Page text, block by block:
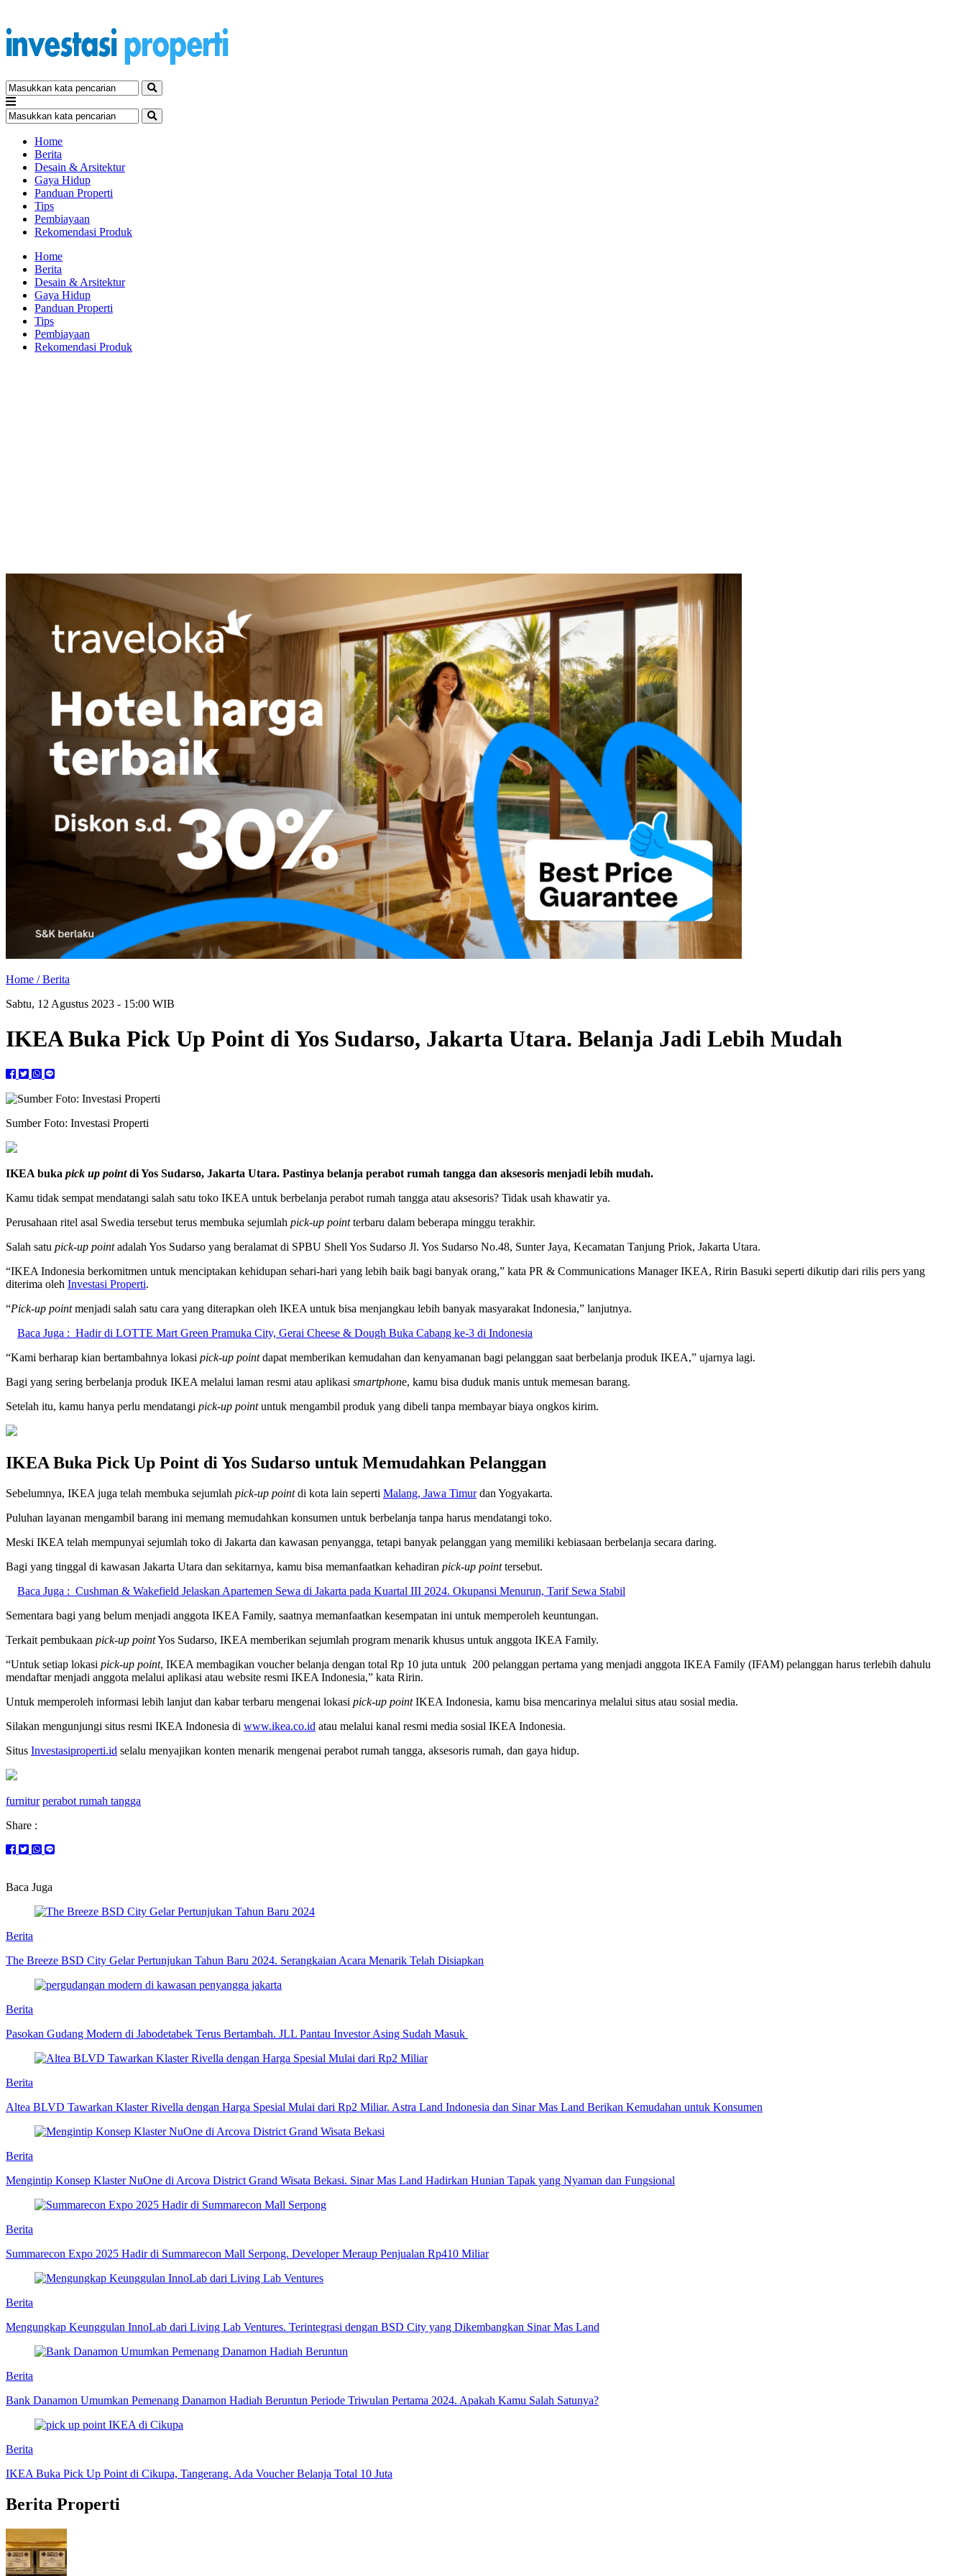
Home
Berita
Desain & Arsitektur
Gaya Hidup
Panduan Properti
Tips
Pembiayaan
Rekomendasi Produk
Home
Berita
Desain & Arsitektur
Gaya Hidup
Panduan Properti
Tips
Pembiayaan
Rekomendasi Produk
Home /Berita
Sabtu, 12 Agustus 2023 - 15:00 WIB
IKEA Buka Pick Up Point di Yos Sudarso, Jakarta Utara. Belanja Jadi Lebih Mudah
Sumber Foto: Investasi Properti
IKEA buka pick up pointdi Yos Sudarso, Jakarta Utara. Pastinya belanja perabot rumah tangga dan aksesoris menjadi lebih mudah.
Kamu tidak sempat mendatangi salah satu toko IKEA untuk berbelanja perabot rumah tangga atau aksesoris? Tidak usah khawatir ya.
Perusahaan ritel asal Swedia tersebut terus membuka sejumlah pick-up pointterbaru dalam beberapa minggu terakhir.
Salah satu pick-up pointadalah Yos Sudarso yang beralamat di SPBU Shell Yos Sudarso Jl. Yos Sudarso No.48, Sunter Jaya, Kecamatan Tanjung Priok, Jakarta Utara.
“IKEA Indonesia berkomitmen untuk menciptakan kehidupan sehari-hari yang lebih baik bagi banyak orang,” kata PR & Communications Manager IKEA, Ririn Basuki seperti dikutip dari rilis pers yang
diterima oleh Investasi Properti.
“Pick-up pointmenjadi salah satu cara yang diterapkan oleh IKEA untuk bisa menjangkau lebih banyak masyarakat Indonesia,” lanjutnya.
Baca Juga : Hadir di LOTTE Mart Green Pramuka City, Gerai Cheese & Dough Buka Cabang ke-3 di Indonesia
“Kami berharap kian bertambahnya lokasi pick-up pointdapat memberikan kemudahan dan kenyamanan bagi pelanggan saat berbelanja produk IKEA,” ujarnya lagi.
Bagi yang sering berbelanja produk IKEA melalui laman resmi atau aplikasi smartphone, kamu bisa duduk manis untuk memesan barang.
Setelah itu, kamu hanya perlu mendatangi pick-up pointuntuk mengambil produk yang dibeli tanpa membayar biaya ongkos kirim.
IKEA Buka Pick Up Point di Yos Sudarso untuk Memudahkan Pelanggan
Sebelumnya, IKEA juga telah membuka sejumlah pick-up pointdi kota lain seperti Malang, Jawa Timurdan Yogyakarta.
Puluhan layanan mengambil barang ini memang memudahkan konsumen untuk berbelanja tanpa harus mendatangi toko.
Meski IKEA telah mempunyai sejumlah toko di Jakarta dan kawasan penyangga, tetapi banyak pelanggan yang memiliki kebiasaan berbelanja secara daring.
Bagi yang tinggal di kawasan Jakarta Utara dan sekitarnya, kamu bisa memanfaatkan kehadiran pick-up pointtersebut.
Baca Juga : Cushman & Wakefield Jelaskan Apartemen Sewa di Jakarta pada Kuartal III 2024. Okupansi Menurun, Tarif Sewa Stabil
Sementara bagi yang belum menjadi anggota IKEA Family, saatnya memanfaatkan kesempatan ini untuk memperoleh keuntungan.
Terkait pembukaan pick-up pointYos Sudarso, IKEA memberikan sejumlah program menarik khusus untuk anggota IKEA Family.
“Untuk setiap lokasi pick-up point, IKEA membagikan voucher belanja dengan total Rp 10 juta untuk 200 pelanggan pertama yang menjadi anggota IKEA Family (IFAM) pelanggan harus terlebih dahulu
mendaftar menjadi anggota melalui aplikasi atau website resmi IKEA Indonesia,” kata Ririn.
Untuk memperoleh informasi lebih lanjut dan kabar terbaru mengenai lokasi pick-up pointIKEA Indonesia, kamu bisa mencarinya melalui situs atau sosial media.
Silakan mengunjungi situs resmi IKEA Indonesia di www.ikea.co.id atau melalui kanal resmi media sosial IKEA Indonesia.
Situs Investasiproperti.id selalu menyajikan konten menarik mengenai perabot rumah tangga, aksesoris rumah, dan gaya hidup.
furnitur perabot rumah tangga
Share :
Baca Juga
Berita
The Breeze BSD City Gelar Pertunjukan Tahun Baru 2024. Serangkaian Acara Menarik Telah Disiapkan
Berita
Pasokan Gudang Modern di Jabodetabek Terus Bertambah. JLL Pantau Investor Asing Sudah Masuk
Berita
Altea BLVD Tawarkan Klaster Rivella dengan Harga Spesial Mulai dari Rp2 Miliar. Astra Land Indonesia dan Sinar Mas Land Berikan Kemudahan untuk Konsumen
Berita
Mengintip Konsep Klaster NuOne di Arcova District Grand Wisata Bekasi. Sinar Mas Land Hadirkan Hunian Tapak yang Nyaman dan Fungsional
Berita
Summarecon Expo 2025 Hadir di Summarecon Mall Serpong. Developer Meraup Penjualan Rp410 Miliar
Berita
Mengungkap Keunggulan InnoLab dari Living Lab Ventures. Terintegrasi dengan BSD City yang Dikembangkan Sinar Mas Land
Berita
Bank Danamon Umumkan Pemenang Danamon Hadiah Beruntun Periode Triwulan Pertama 2024. Apakah Kamu Salah Satunya?
Berita
IKEA Buka Pick Up Point di Cikupa, Tangerang. Ada Voucher Belanja Total 10 Juta
Berita Properti